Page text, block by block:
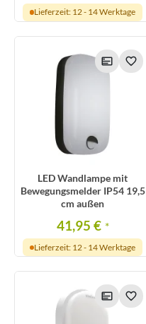
Lieferzeit: 12 - 14 Werktage
LED Wandlampe mit
Bewegungsmelder IP54 19,5
cm außen
41,95 € *
Lieferzeit: 12 - 14 Werktage